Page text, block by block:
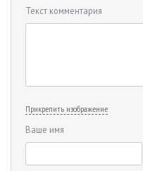
Текст комментария
Прикрепить изображение
Ваше имя